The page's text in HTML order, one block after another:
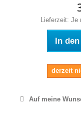
Lieferzeit: Je
In
derzeit
Auf meine